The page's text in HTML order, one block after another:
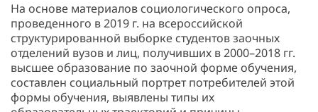
На основе материалов социологического опроса,
проведенного в 2019 г. на всероссийской
структурированной выборке студентов заочных
отделений вузов и лиц, получивших в 2000–2018 гг.
высшее образование по заочной форме обучения,
составлен социальный портрет потребителей этой
формы обучения, выявлены типы их